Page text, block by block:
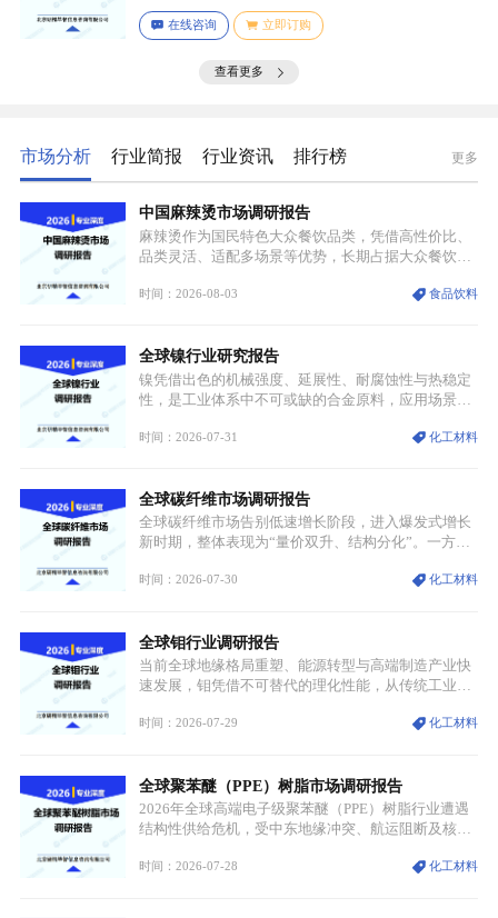
场细分与应用场景。通过对细分产品的定义与特点进
行深入分析，我们揭示了关键应用场景及其客群洞
在线咨询 立即订购
查看更多
市场分析 行业简报 行业资讯 排行榜 更多
中国麻辣烫市场调研报告
麻辣烫作为国民特色大众餐饮品类，凭借高性价比、
品类灵活、适配多场景等优势，长期占据大众餐饮重
型，叠加消费需求升级、线上流量变革、新零售业态
特点，在消费、创业、政策、技术多重驱动下，依旧
具备强劲的发展活力。
时间：2026-08-03 食品饮料
全球镍行业研究报告
镍凭借出色的机械强度、延展性、耐腐蚀性与热稳定
性，是工业体系中不可或缺的合金原料，应用场景横
用价值难以被替代。依托理化优势，镍被全球主要经
型为新能源核心战略矿产，全球产业形成“印尼掌控
资源与产能、中国主导消费与技术、工艺向低碳湿法
迭代、再生镍加速补位”的全新格局。
时间：2026-07-31 化工材料
全球碳纤维市场调研报告
全球碳纤维市场告别低速增长阶段，进入爆发式增长
新时期，整体表现为“量价双升、结构分化”。一方面
持续扩张；另一方面产品、需求、应用场景呈现明显
体规模扩张，高附加值领域与规模化工业应用形成两
大独立增长体系。
时间：2026-07-30 化工材料
全球钼行业调研报告
当前全球地缘格局重塑、能源转型与高端制造产业快
速发展，钼凭借不可替代的理化性能，从传统工业金
需格局重构、价值体系重估的新阶段。钼是典型难熔
贯穿传统工业、高端制造、军工、新能源等多个核心
产业，成为现代工业体系中不可或缺的基础材料。
时间：2026-07-29 化工材料
全球聚苯醚（PPE）树脂市场调研报告
2026年全球高端电子级聚苯醚（PPE）树脂行业遭遇
结构性供给危机，受中东地缘冲突、航运阻断及核心
停产，行业长期维持寡头垄断的供应链格局彻底瓦
时间：2026-07-28 化工材料